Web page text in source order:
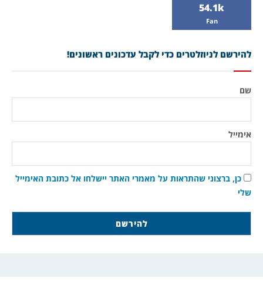
54.1k
Fan
להירשם לניוזלטרים כדי לקבל עדכונים ראשונים!
שם
אימייל
כן, ברצוני שהתראות על מאמרי האתר יישלחו אל כתובת האימייל
שלי